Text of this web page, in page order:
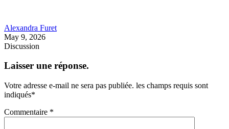
Alexandra Furet
May 9, 2026
Discussion
Laisser une réponse.
Votre adresse e-mail ne sera pas publiée. les champs requis sont
indiqués*
Commentaire *